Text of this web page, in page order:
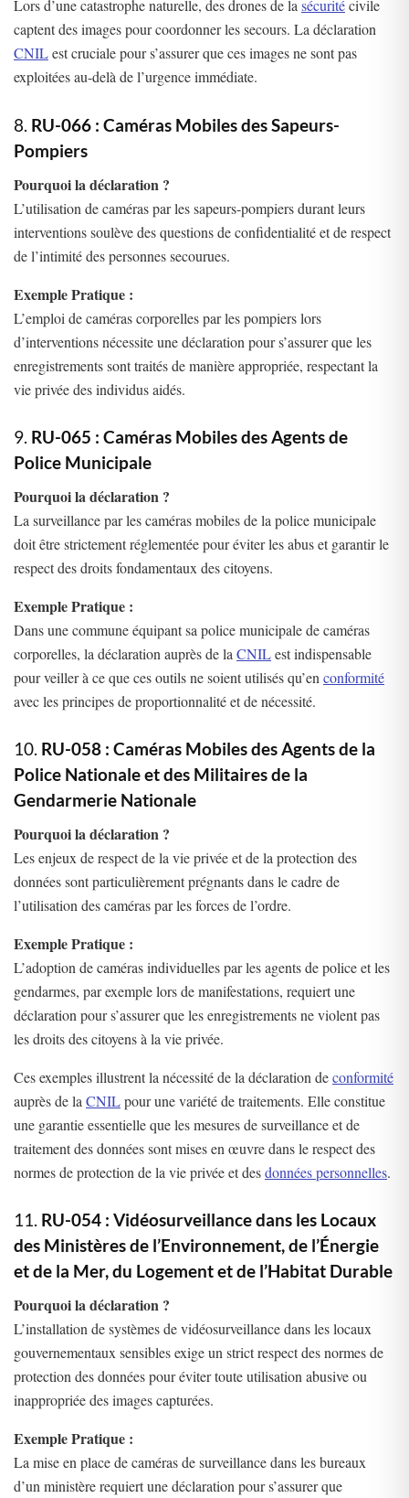
Lors d’une catastrophe naturelle, des drones de lasécuritécivile
captent des images pour coordonner les secours. La déclaration
CNILest cruciale pour s’assurer que ces images ne sont pas
exploitées au-delà de l’urgence immédiate.
8. RU-066 : Caméras Mobiles des Sapeurs-
Pompiers
Pourquoi la déclaration ?
L’utilisation de caméras par les sapeurs-pompiers durant leurs
interventions soulève des questions de confidentialité et de respect
de l’intimité des personnes secourues.
Exemple Pratique :
L’emploi de caméras corporelles par les pompiers lors
d’interventions nécessite une déclaration pour s’assurer que les
enregistrements sont traités de manière appropriée, respectant la
vie privée des individus aidés.
9. RU-065 : Caméras Mobiles des Agents de
Police Municipale
Pourquoi la déclaration ?
La surveillance par les caméras mobiles de la police municipale
doit être strictement réglementée pour éviter les abus et garantir le
respect des droits fondamentaux des citoyens.
Exemple Pratique :
Dans une commune équipant sa police municipale de caméras
corporelles, la déclaration auprès de la CNILest indispensable
pour veiller à ce que ces outils ne soient utilisés qu’en conformité
avec les principes de proportionnalité et de nécessité.
10. RU-058 : Caméras Mobiles des Agents de la
Police Nationale et des Militaires de la
Gendarmerie Nationale
Pourquoi la déclaration ?
Les enjeux de respect de la vie privée et de la protection des
données sont particulièrement prégnants dans le cadre de
l’utilisation des caméras par les forces de l’ordre.
Exemple Pratique :
L’adoption de caméras individuelles par les agents de police et les
gendarmes, par exemple lors de manifestations, requiert une
déclaration pour s’assurer que les enregistrements ne violent pas
les droits des citoyens à la vie privée.
Ces exemples illustrent la nécessité de la déclaration deconformité
auprès de la CNILpour une variété de traitements. Elle constitue
une garantie essentielle que les mesures de surveillance et de
traitement des données sont mises en œuvre dans le respect des
normes de protection de la vie privée et desdonnées personnelles.
11. RU-054 : Vidéosurveillance dans les Locaux
des Ministères de l’Environnement, de l’Énergie
et de la Mer, du Logement et de l’Habitat Durable
Pourquoi la déclaration ?
L’installation de systèmes de vidéosurveillance dans les locaux
gouvernementaux sensibles exige un strict respect des normes de
protection des données pour éviter toute utilisation abusive ou
inappropriée des images capturées.
Exemple Pratique :
La mise en place de caméras de surveillance dans les bureaux
d’un ministère requiert une déclaration pour s’assurer que